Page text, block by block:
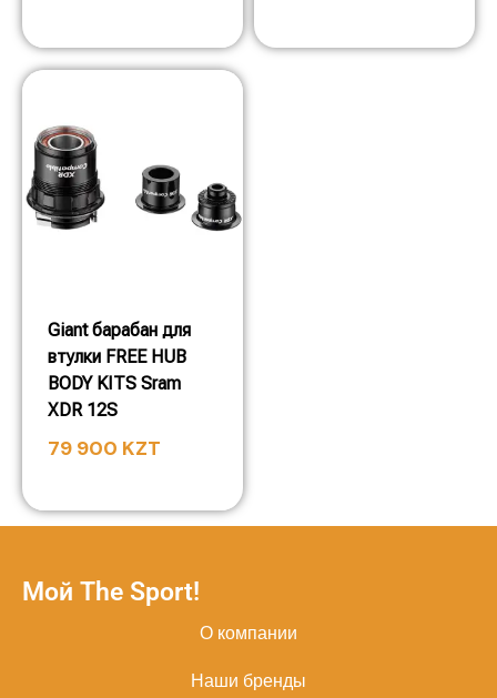
Giant барабан для
втулки FREE HUB
BODY KITS Sram
XDR 12S
79 900 KZT
Мой The Sport!
О компании
Наши бренды